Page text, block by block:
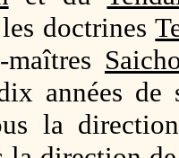
doctrines
maîtres
années
la